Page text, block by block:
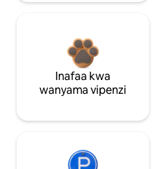
Inafaa kwa
wanyama vipenzi